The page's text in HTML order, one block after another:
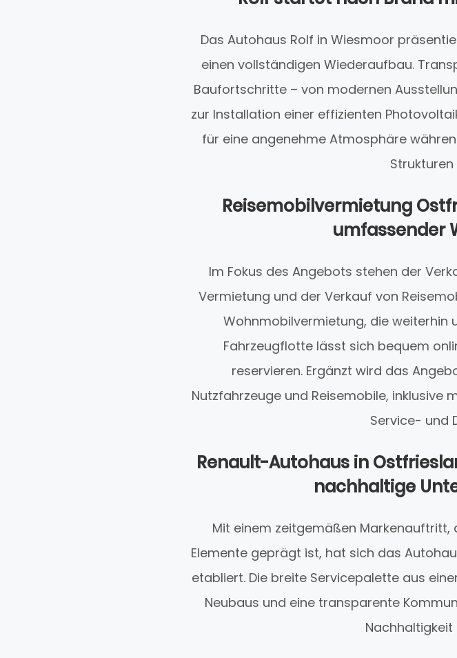
Das Autohaus Rolf in Wiesmoor
einen vollständigen Wiederaufbau.
Baufortschritte – von modernen
zur Installation einer effizienten
für eine angenehme Atmosphäre
Reisemobilvermietung
umfassender
Im Fokus des Angebots stehen der
Vermietung und der Verkauf von
Wohnmobilvermietung, die weiterhin
Fahrzeugflotte lässt sich bequem
reservieren. Ergänzt wird das
Nutzfahrzeuge und Reisemobile,
Service- und
Renault-Autohaus in
nachhaltige
Mit einem zeitgemäßen
Elemente geprägt ist, hat sich das
etabliert. Die breite Servicepalette aus
Neubaus und eine transparente
Nachhaltigkeit